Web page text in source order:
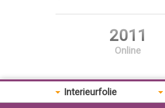
2011
Online
Interieurfolie